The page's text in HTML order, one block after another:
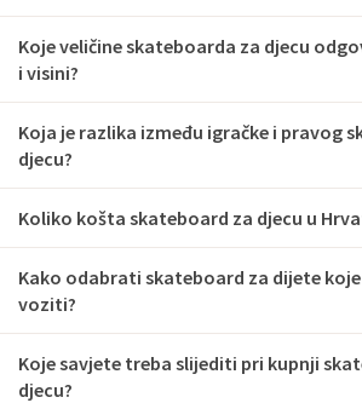
Koje veličine skateboarda za djecu
i visini?
Koja je razlika između igračke i pravog
djecu?
Koliko košta skateboard za djecu u
Kako odabrati skateboard za dijete
voziti?
Koje savjete treba slijediti pri kupnji
djecu?